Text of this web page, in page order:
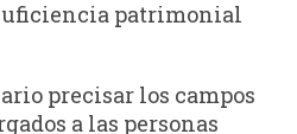
patrimonial
precisar los campos
a las personas